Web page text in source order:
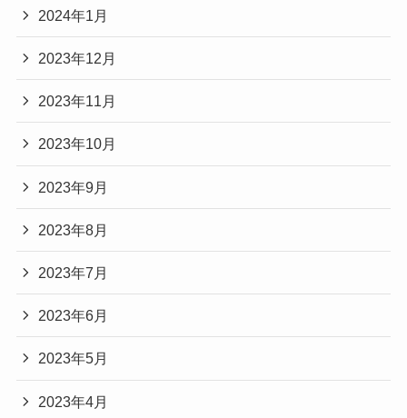
2024年1月
2023年12月
2023年11月
2023年10月
2023年9月
2023年8月
2023年7月
2023年6月
2023年5月
2023年4月